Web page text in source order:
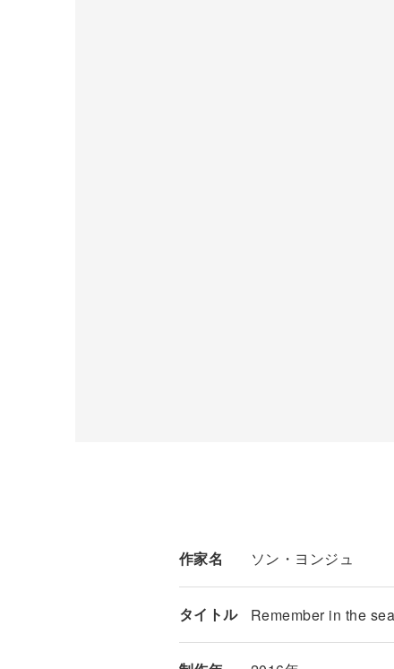
作家名 ソン・ヨンジュ
タイトル Remember in the